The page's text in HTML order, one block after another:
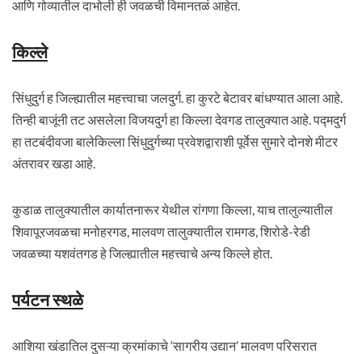
आणि गोव्यातील दाभोली ही जवळची विमानतळं आहेत.
किल्ले
सिंधुदुर्ग ह जिल्ह्यातील महत्त्वाचा जलदुर्ग. हा कुरटे बेटावर बांधण्यात आला आहे.
तिन्ही बाजूंनी तट असलेला विजयदुर्ग हा किल्ला देवगड तालुक्यात आहे. पद्मदुर्ग
हा तटबंदीवजा बालेकिल्ला सिंधुदुर्गच्या प्रवेशद्वाराशी पूर्वेस सुमारे दोनशे मीटर
अंतरावर खडा आहे.
कुडाळ तालुक्यातील कार्यातनारूर येथील रांगणा किल्ला, याच तालुल्यातील
शिवापूरजवळचा मनोहरगड, मालवण तालुक्यातील रामगड, शिरोडे-रेडी
जवळच्या यशवंतगड हे जिल्ह्यातील महत्त्वाचे अन्य किल्ले होत.
पर्यटन स्थळे
आशिया खंडातिल दुसऱ्या क्रमांकाचे ‘सागरीय उद्यान’ मालवण परिसरात